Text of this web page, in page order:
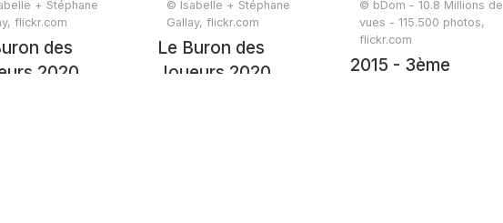
+ Stéphane
flickr.com
des
2020
© Isabelle + Stéphane
Gallay, flickr.com
Le Buron des
Joueurs 2020
© bDom - 10.8 Millions de
vues - 115.500 photos,
flickr.com
2015 - 3ème